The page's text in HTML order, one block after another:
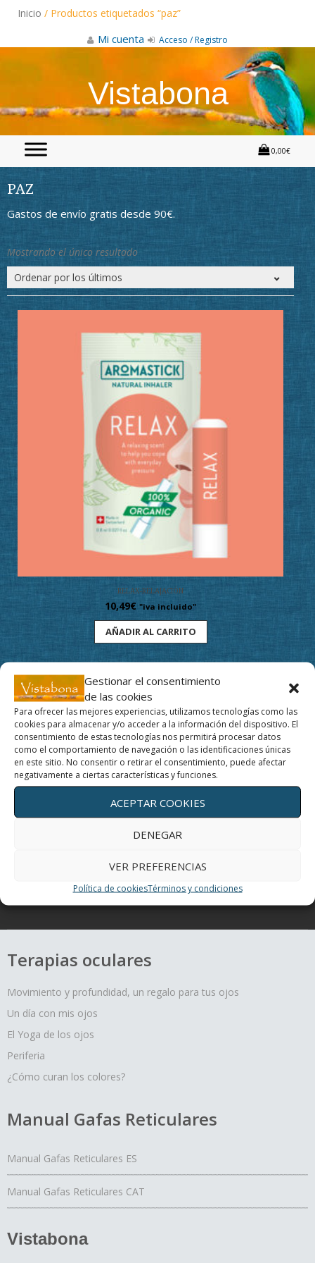
Gestionar el consentimiento
de las cookies
Para ofrecer las mejores experiencias, utilizamos tecnologías como las
cookies para almacenar y/o acceder a la información del dispositivo. El
consentimiento de estas tecnologías nos permitirá procesar datos
como el comportamiento de navegación o las identificaciones únicas
en este sitio. No consentir o retirar el consentimiento, puede afectar
negativamente a ciertas características y funciones.
ACEPTAR COOKIES
DENEGAR
VER PREFERENCIAS
Política de cookiesTérminos y condiciones
Inicio / Productos etiquetados “paz”
Mi cuenta Acceso / Registro
Vistabona
0,00€
PAZ
Gastos de envío gratis desde 90€.
Mostrando el único resultado
RELAX-RELAJACIÓN
10,49€ "iva incluido"
AÑADIR AL CARRITO
Movimiento y profundidad, un regalo para tus ojos
Un día con mis ojos
Terapias oculares
Movimiento y profundidad, un regalo para tus ojos
Un día con mis ojos
El Yoga de los ojos
Periferia
¿Cómo curan los colores?
Manual Gafas Reticulares
Manual Gafas Reticulares ES
Manual Gafas Reticulares CAT
Vistabona